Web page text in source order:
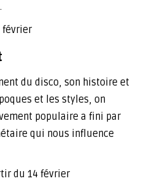
février
du disco, son histoire et
et les styles, on
populaire a fini par
qui nous influence
du 14 février